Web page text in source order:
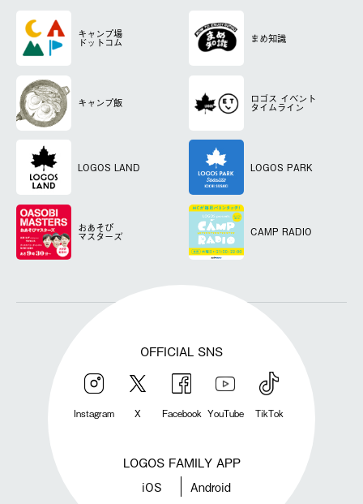
キャンプ場
ドットコム まめ知識
キャンプ飯 ロゴス イベント
タイムライン
LOGOS LAND LOGOS PARK
おあそび
マスターズ CAMP RADIO
OFFICIAL SNS
Instagram X Facebook YouTube TikTok
LOGOS FAMILY APP
iOS Android